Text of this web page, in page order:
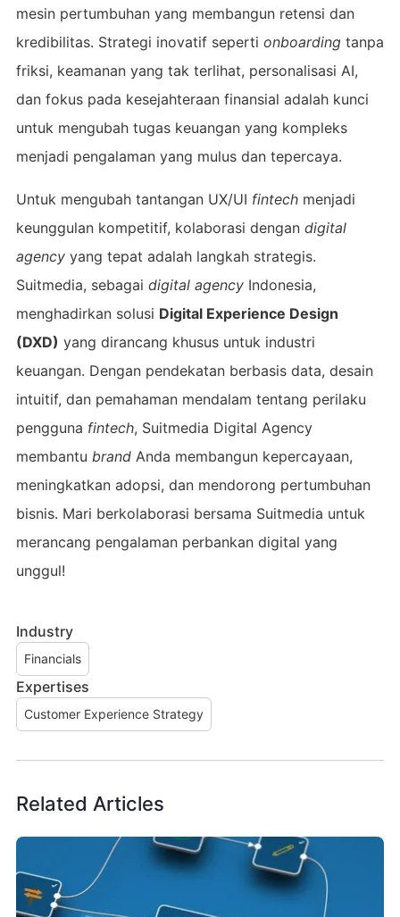
mesin pertumbuhan yang membangun retensi dan
kredibilitas. Strategi inovatif seperti onboardingtanpa
friksi, keamanan yang tak terlihat, personalisasi AI,
dan fokus pada kesejahteraan finansial adalah kunci
untuk mengubah tugas keuangan yang kompleks
menjadi pengalaman yang mulus dan tepercaya.
Untuk mengubah tantangan UX/UI fintech menjadi
keunggulan kompetitif, kolaborasi dengan digital
agencyyang tepat adalah langkah strategis.
Suitmedia, sebagai digital agencyIndonesia,
menghadirkan solusi Digital Experience Design
(DXD) yang dirancang khusus untuk industri
keuangan. Dengan pendekatan berbasis data, desain
intuitif, dan pemahaman mendalam tentang perilaku
pengguna fintech, Suitmedia Digital Agency
membantu brand Anda membangun kepercayaan,
meningkatkan adopsi, dan mendorong pertumbuhan
bisnis. Mari berkolaborasi bersama Suitmedia untuk
merancang pengalaman perbankan digital yang
unggul!
Industry
Financials
Expertises
Customer Experience Strategy
Related Articles